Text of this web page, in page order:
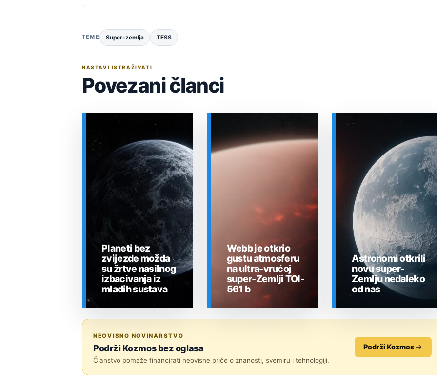
TEME Super-zemlja TESS
NASTAVI ISTRAŽIVATI
Povezani članci
Planeti bez
zvijezde možda
su žrtve nasilnog
izbacivanja iz
mladih sustava
Webb je otkrio
gustu atmosferu
na ultra-vrućoj
super-Zemlji TOI-
561 b
Astronomi otkrili
novu super-
Zemlju nedaleko
od nas
NEOVISNO NOVINARSTVO
Podrži Kozmos bez oglasa
Članstvo pomaže financirati neovisne priče o znanosti, svemiru i tehnologiji.
Podrži Kozmos